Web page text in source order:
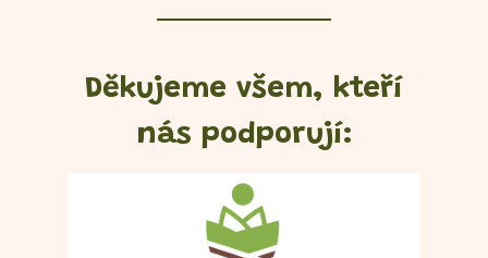
Děkujeme všem, kteří
nás podporují: